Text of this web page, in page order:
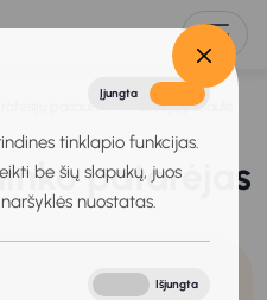
Įjungta
tinklapio funkcijas.
be šių slapukų, juos
nuostatas.
Išjungta
Profesijų pasaulis
patarėjas